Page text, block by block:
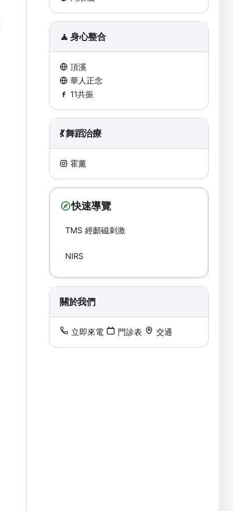
🧘 身心整合
頂溪
華人正念
11共振
💃 舞蹈治療
霍薰
快速導覽
TMS 經顱磁刺激
NIRS
關於我們
立即來電 門診表 交通